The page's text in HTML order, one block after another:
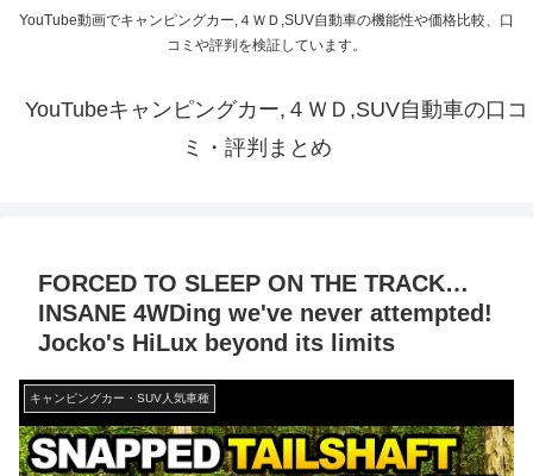
YouTube動画でキャンピングカー,４ＷＤ,SUV自動車の機能性や価格比較、口
コミや評判を検証しています。
YouTubeキャンピングカー,４ＷＤ,SUV自動車の口コ
ミ・評判まとめ
FORCED TO SLEEP ON THE TRACK…
INSANE 4WDing we've never attempted!
Jocko's HiLux beyond its limits
キャンピングカー・SUV人気車種